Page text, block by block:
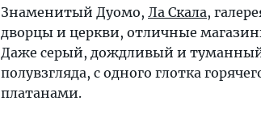
Знаменитый Дуомо, Ла Скала,
дворцы и церкви, отличные
Даже серый, дождливый и туманный
полувзгляда, с одного глотка
платанами.